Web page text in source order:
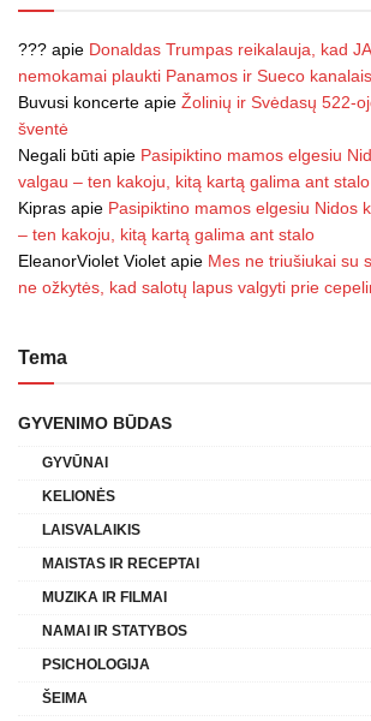
??? apie Donaldas Trumpas reikalauja, kad
nemokamai plaukti Panamos ir Sueco kanalais
Buvusi koncerte apie Žolinių ir Svėdasų 522-
šventė
Negali būti apie Pasipiktino mamos elgesiu
valgau – ten kakoju, kitą kartą galima ant stalo
Kipras apie Pasipiktino mamos elgesiu Nidos
– ten kakoju, kitą kartą galima ant stalo
EleanorViolet Violet apie Mes ne triušiukai su
ne ožkytės, kad salotų lapus valgyti prie
Tema
GYVENIMO BŪDAS
GYVŪNAI
KELIONĖS
LAISVALAIKIS
MAISTAS IR RECEPTAI
MUZIKA IR FILMAI
NAMAI IR STATYBOS
PSICHOLOGIJA
ŠEIMA